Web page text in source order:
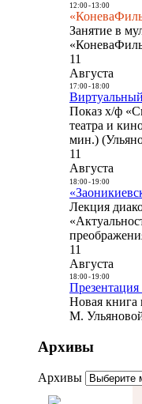
12:00- 13:00
Занятие в
11
Августа
17:00- 18:00
Показ х/ф
театра и
мин.)
11
Августа
18:00- 19:00
Лекция
11
Августа
18:00- 19:00
Новая книга
М.
Архивы
Архивы